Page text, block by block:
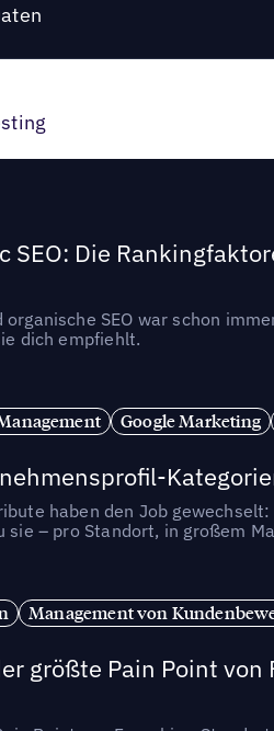
SEO: Die
SEO war schon
dich empfiehlt.
Google Marketing
haben den Job
– pro Standort, in großem
Management von
größte Pain Point